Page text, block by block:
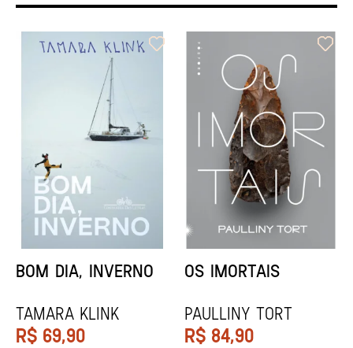
ORIXÁS
REGINALDO PRANDI
R$ 79,90
ORAÇÃO PARA
Socorro Acioli
R$ 74,90